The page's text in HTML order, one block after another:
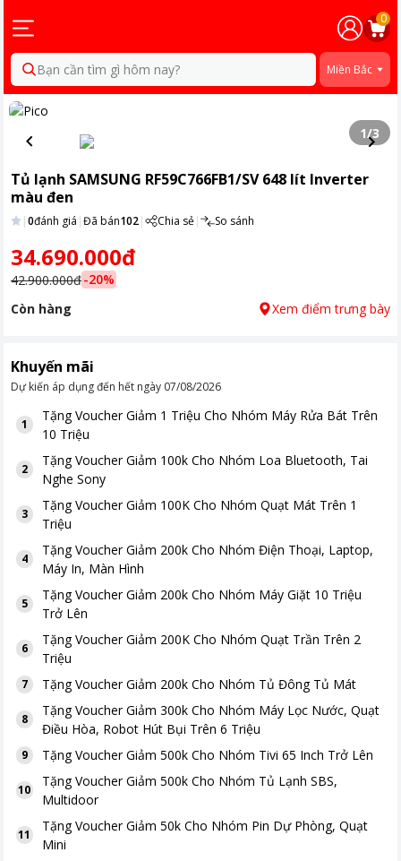
0
Bạn cần tìm gì hôm nay? Miền Bắc
1/3
Tủ lạnh SAMSUNG RF59C766FB1/SV 648 lít Inverter
màu đen
|0đánh giá |Đã bán102| Chia sẻ| So sánh
34.690.000đ
42.900.000đ-20%
Còn hàng
Xem điểm trưng bày
Khuyến mãi
Dự kiến áp dụng đến hết ngày 07/08/2026
1
TặngVoucher Giảm 1 Triệu Cho Nhóm Máy Rửa Bát Trên
10 Triệu
2
TặngVoucher Giảm 100k Cho Nhóm Loa Bluetooth, Tai
Nghe Sony
3
TặngVoucher Giảm 100K Cho Nhóm Quạt Mát Trên 1
Triệu
4
TặngVoucher Giảm 200k Cho Nhóm Điện Thoại, Laptop,
Máy In, Màn Hình
5
TặngVoucher Giảm 200k Cho Nhóm Máy Giặt 10 Triệu
Trở Lên
6
TặngVoucher Giảm 200K Cho Nhóm Quạt Trần Trên 2
Triệu
7 TặngVoucher Giảm 200k Cho Nhóm Tủ Đông Tủ Mát
8
TặngVoucher Giảm 300k Cho Nhóm Máy Lọc Nước, Quạt
Điều Hòa, Robot Hút Bụi Trên 6 Triệu
9 TặngVoucher Giảm 500k Cho Nhóm Tivi 65 Inch Trở Lên
10
TặngVoucher Giảm 500k Cho Nhóm Tủ Lạnh SBS,
Multidoor
11
TặngVoucher Giảm 50k Cho Nhóm Pin Dự Phòng, Quạt
Mini